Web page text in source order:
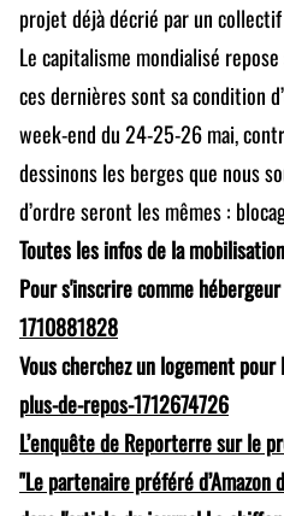
projet déjà décrié par un
Le capitalisme mondialisé
ces dernières sont sa condition
week-end du 24-25-26 mai,
dessinons les berges que nous
d’ordre seront les mêmes :
Toutes les infos de la
Pour s'inscrire comme
1710881828
Vous cherchez un logement
plus-de-repos-1712674726
L’enquête de Reporterre sur le
"Le partenaire préféré